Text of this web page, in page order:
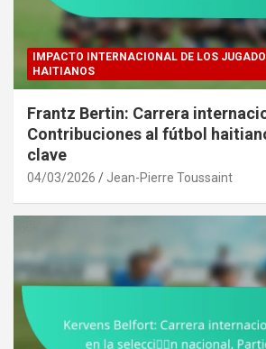
IMPACTO INTERNACIONAL DE LOS
HAITIANOS
Frantz Bertin: Carrera
Contribuciones al fútbol
clave
04/03/2026 Jean-Pierre Toussaint